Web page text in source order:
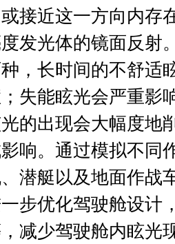
接近这一方向内存
发光体的镜面反射
，长时间的不舒适
失能眩光会严重影
的出现会大幅度地
响。通过模拟不同
潜艇以及地面作战
步优化驾驶舱设计
减少驾驶舱内眩光